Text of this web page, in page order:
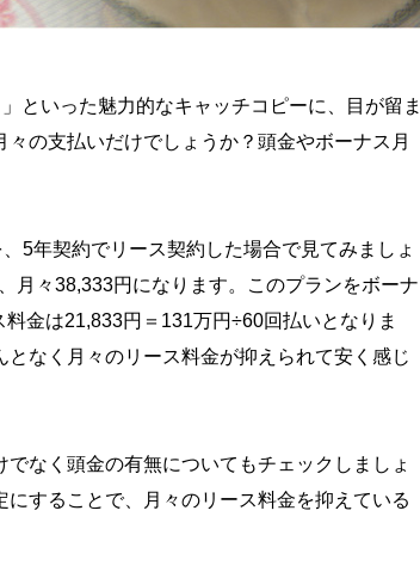
といった魅力的なキャッチコピーに、目が留
の支払いだけでしょうか？頭金やボーナス月
5年契約でリース契約した場合で見てみましょ
月々38,333円になります。このプランをボーナ
金は21,833円＝131万円÷60回払いとなりま
なく月々のリース料金が抑えられて安く感じ
なく頭金の有無についてもチェックしましょ
することで、月々のリース料金を抑えている